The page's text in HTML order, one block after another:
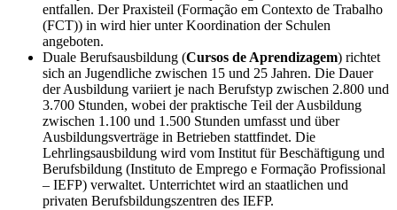
entfallen. Der Praxisteil (Formação em Contexto de Trabalho
(FCT)) in wird hier unter Koordination der Schulen
angeboten.
Duale Berufsausbildung (Cursos de Aprendizagem) richtet
sich an Jugendliche zwischen 15 und 25 Jahren. Die Dauer
der Ausbildung variiert je nach Berufstyp zwischen 2.800 und
3.700 Stunden, wobei der praktische Teil der Ausbildung
zwischen 1.100 und 1.500 Stunden umfasst und über
Ausbildungsverträge in Betrieben stattfindet. Die
Lehrlingsausbildung wird vom Institut für Beschäftigung und
Berufsbildung (Instituto de Emprego e Formação Profissional
– IEFP) verwaltet. Unterrichtet wird an staatlichen und
privaten Berufsbildungszentren des IEFP.